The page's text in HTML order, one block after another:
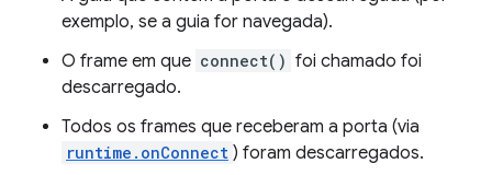
exemplo, se a guia for navegada).
O frame em que connect() foi chamado foi
descarregado.
Todos os frames que receberam a porta (via
runtime.onConnect ) foram descarregados.